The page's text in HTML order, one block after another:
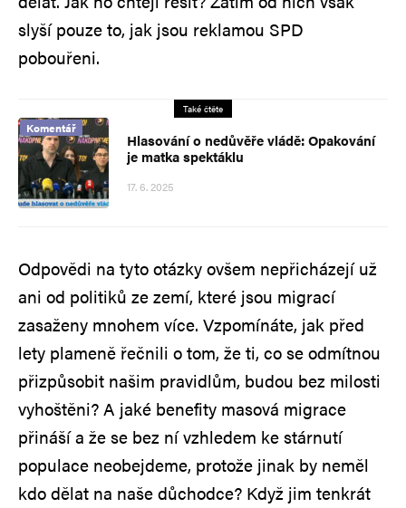
slyší pouze to, jak jsou reklamou SPD
pobouřeni.
Také čtěte
Komentář
Hlasování o nedůvěře vládě: Opakování
je matka spektáklu
17. 6. 2025
Odpovědi na tyto otázky ovšem nepřicházejí už
ani od politiků ze zemí, které jsou migrací
zasaženy mnohem více. Vzpomínáte, jak před
lety plameně řečnili o tom, že ti, co se odmítnou
přizpůsobit našim pravidlům, budou bez milosti
vyhoštěni? A jaké benefity masová migrace
přináší a že se bez ní vzhledem ke stárnutí
populace neobejdeme, protože jinak by neměl
kdo dělat na naše důchodce? Když jim tenkrát